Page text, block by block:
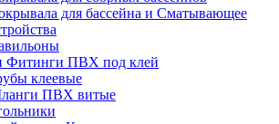
для бассейна и Сматывающее
Фитинги ПВХ под клей
клеевые
ПВХ витые